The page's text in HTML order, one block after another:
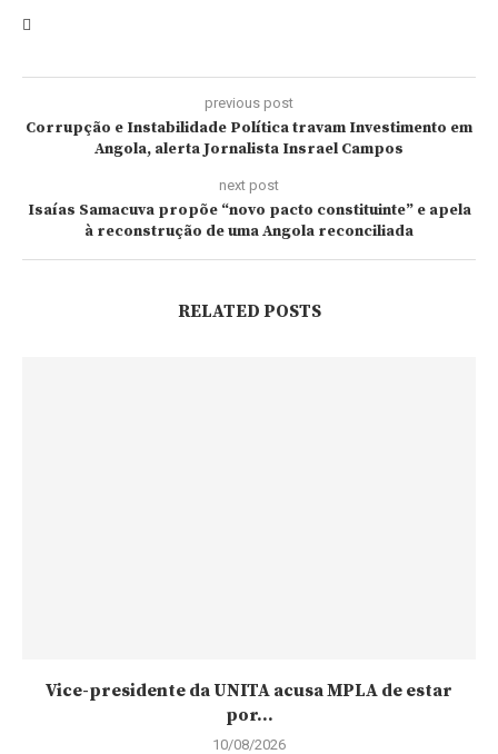
previous post
Corrupção e Instabilidade Política travam Investimento em
Angola, alerta Jornalista Insrael Campos
next post
Isaías Samacuva propõe “novo pacto constituinte” e apela
à reconstrução de uma Angola reconciliada
RELATED POSTS
Vice-presidente da UNITA acusa MPLA de estar
por...
10/08/2026